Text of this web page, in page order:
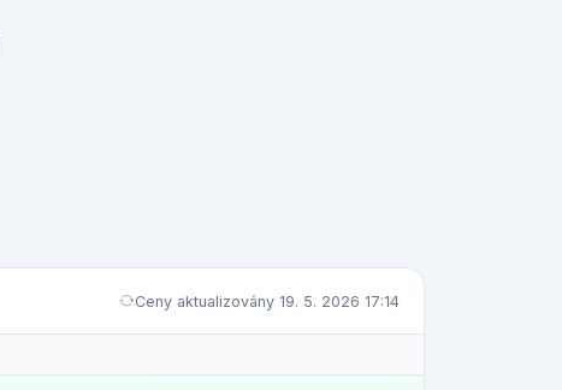
Ceny aktualizovány 19. 5. 2026 17:14